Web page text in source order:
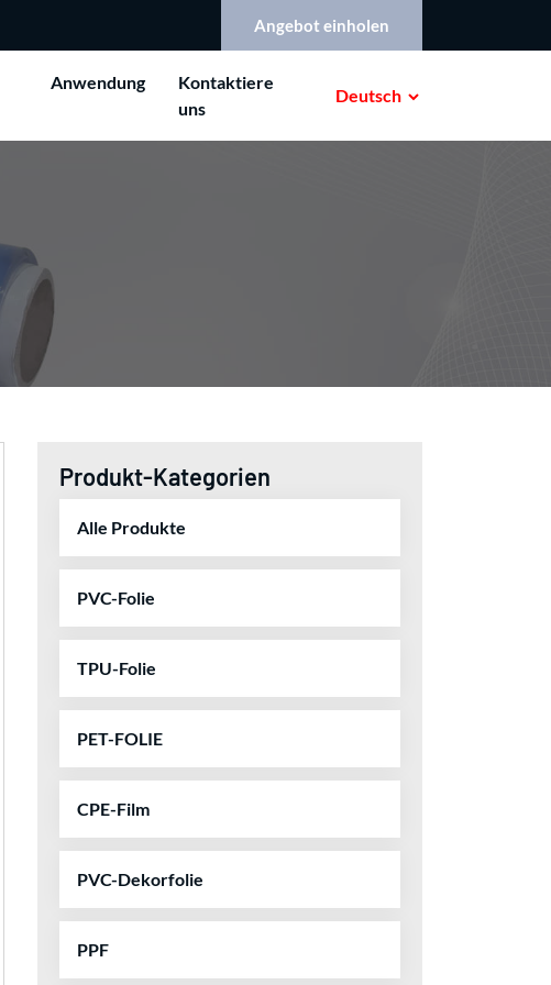
Angebot einholen
Anwendung
Kontaktiere
uns
Deutsch
Produkt-Kategorien
Alle Produkte
PVC-Folie
TPU-Folie
PET-FOLIE
CPE-Film
PVC-Dekorfolie
PPF